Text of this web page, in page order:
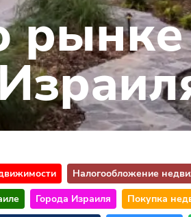
рынке
Налогообложение
Города Израиля
Покупка